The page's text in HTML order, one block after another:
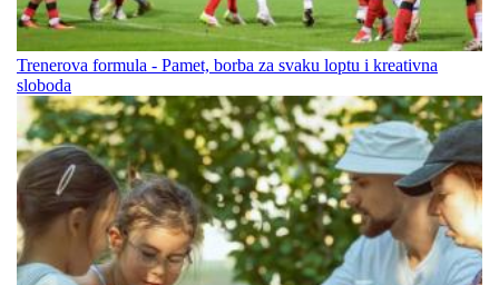
Trenerova formula - Pamet, borba za svaku loptu i kreativna
sloboda